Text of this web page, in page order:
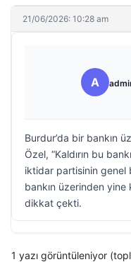
21/06/2026: 10:28 am
A
Burdur’da bir bankın
Özel, “Kaldırın bu
iktidar partisinin genel
bankın üzerinden yine
dikkat çekti.
1 yazı görüntüleniyor